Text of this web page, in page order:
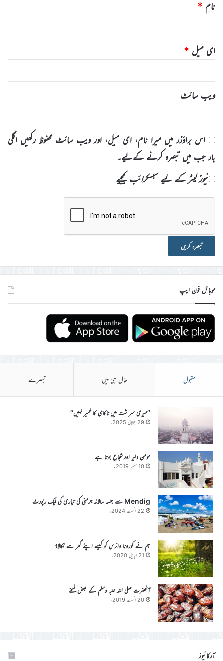
نام *
ای میل *
ویب‌ سائٹ
اس براؤزر میں میرا نام، ای میل، اور ویب سائٹ محفوظ رکھیں اگلی
بار جب میں تبصرہ کرنے کےلیے۔
نیوز لیٹر کے لیے سبسکرائب کیجیے
موبائل فون ایپ
مقبول حال ہی میں تبصرے
’’میری سر شت میں ناکامی کا خمیر نہیں‘‘
29 جولائی 2025ء
مومن دلیر اور شجاع ہوتا ہے
10 ستمبر 2019ء
Mendig سے جلسہ سالانہ جرمنی کی تیاری کی ایک رپورٹ
22 اگست 2024ء
ہم نے کورونا وائرس کو کیسے اپنے گھر سے نکالا؟
21 اپریل 2020ء
آنحضرت صلی اللہ علیہ وسلم کے بعض نسخے
20 اگست 2019ء
آرکائیوز